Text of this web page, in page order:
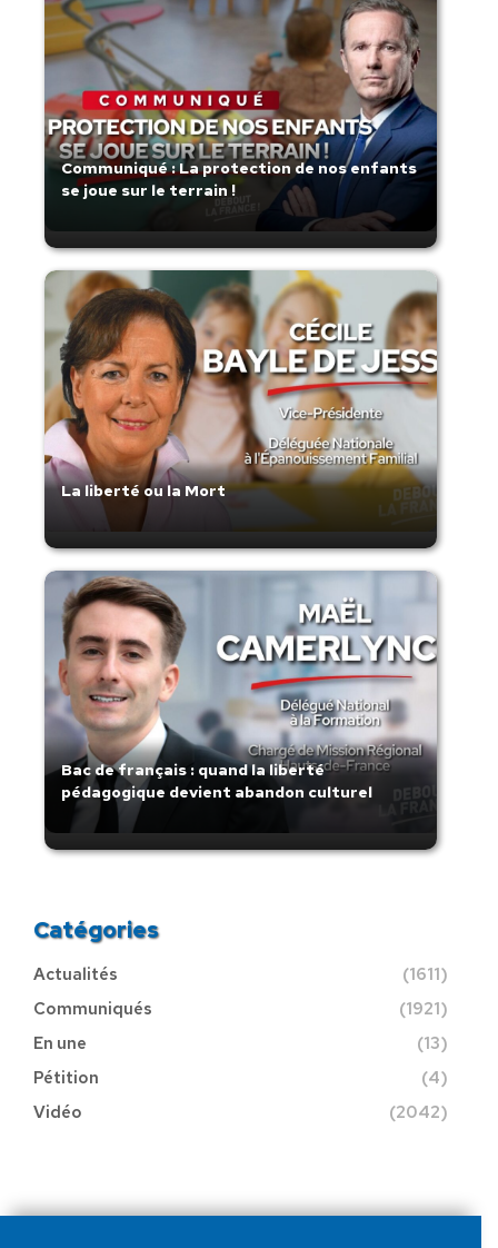
Communiqué : La protection de nos enfants
se joue sur le terrain !
La liberté ou la Mort
Bac de français : quand la liberté
pédagogique devient abandon culturel
Catégories
Actualités
(1611)
Communiqués
(1921)
En une
(13)
Pétition
(4)
Vidéo
(2042)